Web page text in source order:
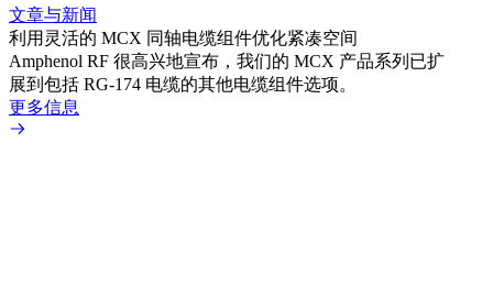
文章与新闻
利用灵活的 MCX 同轴电缆组件优化紧凑空间
Amphenol RF 很高兴地宣布，我们的 MCX 产品系列已扩
展到包括 RG-174 电缆的其他电缆组件选项。
更多信息